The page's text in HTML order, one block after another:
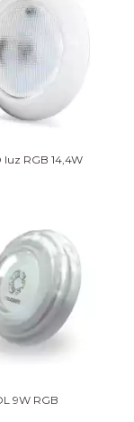
luz RGB 14,4W
9W RGB